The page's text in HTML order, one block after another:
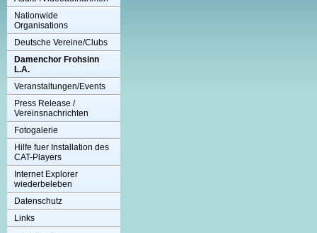
Nationwide
Organisations
Deutsche Vereine/Clubs
Damenchor Frohsinn
L.A.
Veranstaltungen/Events
Press Release /
Vereinsnachrichten
Fotogalerie
Hilfe fuer Installation des
CAT-Players
Internet Explorer
wiederbeleben
Datenschutz
Links